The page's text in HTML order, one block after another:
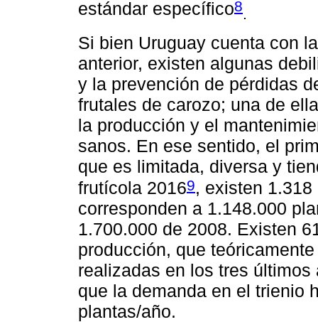
estándar específico8.
Si bien Uruguay cuenta con
anterior, existen algunas
y la prevención de pérdidas
frutales de carozo; una de
la producción y el
sanos. En ese sentido, el
que es limitada, diversa y
frutícola 20169, existen
corresponden a 1.148.000
1.700.000 de 2008. Existen
producción, que
realizadas en los tres
que la demanda en el trienio
plantas/año.